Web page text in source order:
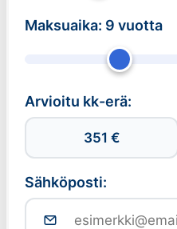
Maksuaika: 9 vuotta
Arvioitu kk-erä:
351 €
Sähköposti: